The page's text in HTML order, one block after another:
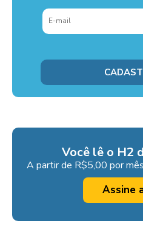
Você lê o H2
A partir de R$5,00 por
Assine